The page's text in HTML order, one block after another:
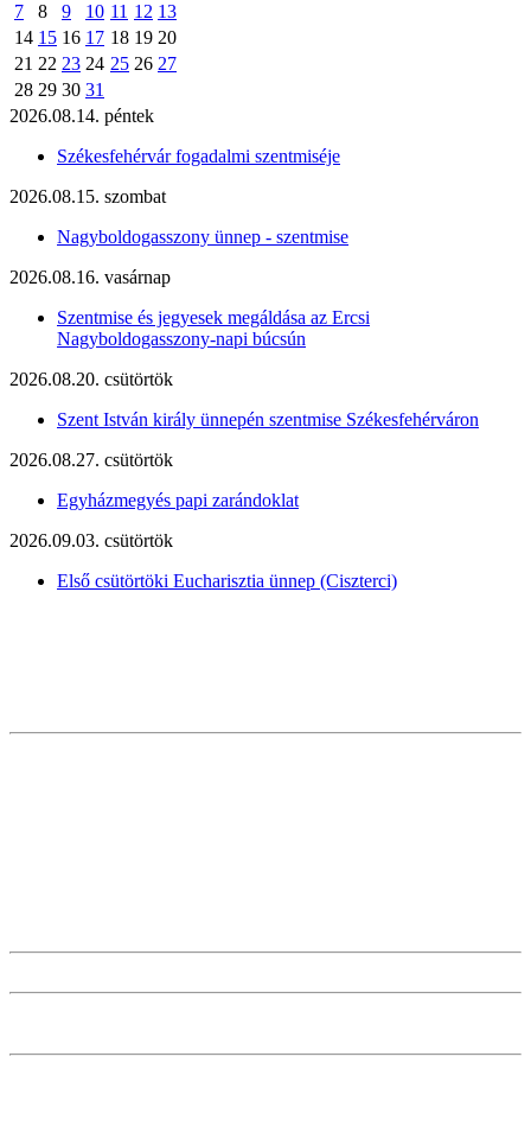
7
8 9 10 11 12 13
14 15 16 17 18 19 20
21 22 23 24 25 26 27
28 29 30 31
2026.08.14. péntek
Székesfehérvár fogadalmi szentmiséje
2026.08.15. szombat
Nagyboldogasszony ünnep - szentmise
2026.08.16. vasárnap
Szentmise és jegyesek megáldása az Ercsi
Nagyboldogasszony-napi búcsún
2026.08.20. csütörtök
Szent István király ünnepén szentmise Székesfehérváron
2026.08.27. csütörtök
Egyházmegyés papi zarándoklat
2026.09.03. csütörtök
Első csütörtöki Eucharisztia ünnep (Ciszterci)